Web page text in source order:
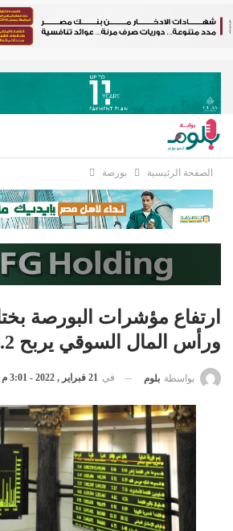
الصفحة الرئيسية بورصة
ارتفاع مؤشرات البورصة
ورأس المال السوقي يربح 4.2 مليار جنيه
بواسطة بلوم في 21 فبراير , 2022 - 3:01 م